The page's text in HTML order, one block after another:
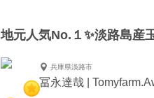
地元人気No.１✨淡路島産
兵庫県淡路市
冨永達哉 |